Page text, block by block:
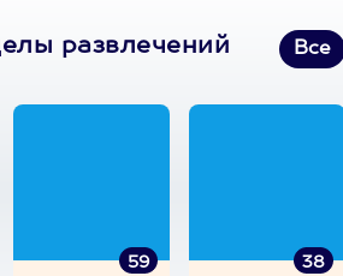
развлечений Все
59
38